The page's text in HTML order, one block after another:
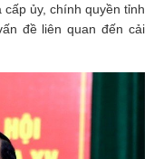
ủy, chính quyền tỉnh
đề liên quan đến cải